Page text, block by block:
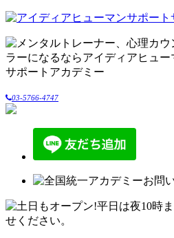
03-5766-4747